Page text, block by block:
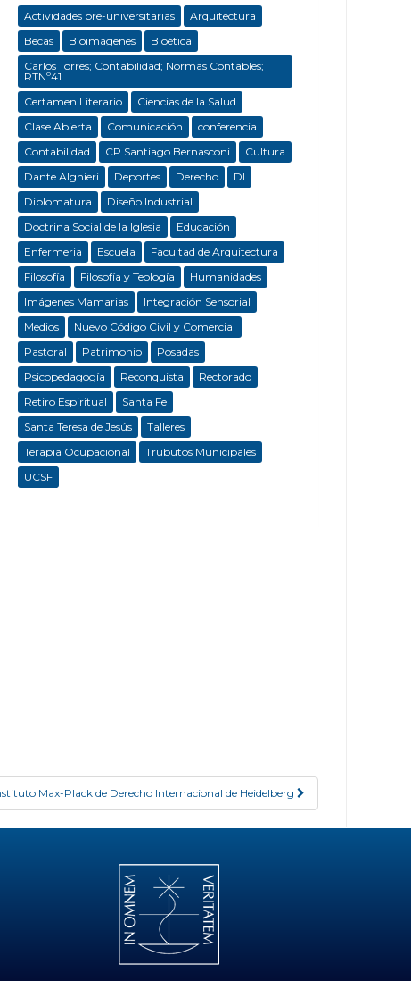
Actividades pre-universitarias
Arquitectura
Becas
Bioimágenes
Bioética
Carlos Torres; Contabilidad; Normas Contables;
RTNº41
Certamen Literario
Ciencias de la Salud
Clase Abierta
Comunicación
conferencia
Contabilidad
CP Santiago Bernasconi
Cultura
Dante Alghieri
Deportes Derecho
DI
Diplomatura
Diseño Industrial
Doctrina Social de la Iglesia
Educación
Enfermeria
Escuela
Facultad de Arquitectura
Filosofía
Filosofía y Teología
Humanidades
Imágenes Mamarias
Integración Sensorial
Medios
Nuevo Código Civil y Comercial
Pastoral
Patrimonio
Posadas
Psicopedagogía
Reconquista
Rectorado
Retiro Espiritual
Santa Fe
Santa Teresa de Jesús
Talleres
Terapia Ocupacional
Trubutos Municipales
UCSF
Max-Plack de Derecho Internacional de Heidelberg